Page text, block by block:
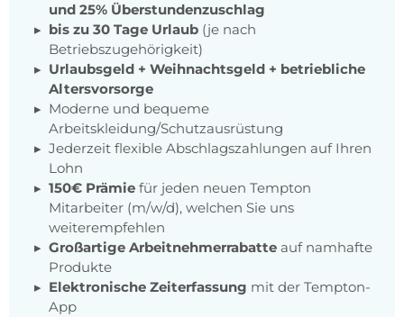
und 25% Überstundenzuschlag
bis zu 30 Tage Urlaub (je nach
Betriebszugehörigkeit)
Urlaubsgeld + Weihnachtsgeld + betriebliche
Altersvorsorge
Moderne und bequeme
Arbeitskleidung/Schutzausrüstung
Jederzeit flexible Abschlagszahlungen auf Ihren
Lohn
150€ Prämie für jeden neuen Tempton
Mitarbeiter (m/w/d), welchen Sie uns
weiterempfehlen
Großartige Arbeitnehmerrabatte auf namhafte
Produkte
Elektronische Zeiterfassung mit der Tempton-
App